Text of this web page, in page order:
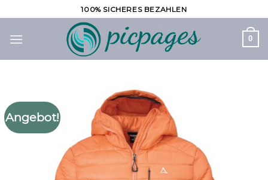
Inhalt
springen
100% SICHERES BEZAHLEN
0
Angebot!